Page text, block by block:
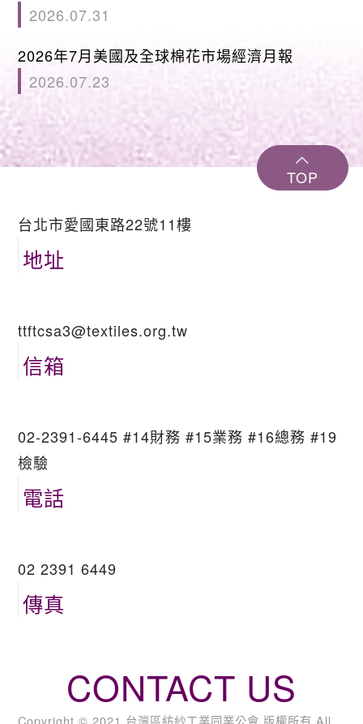
2026.07.31
2026年7月美國及全球棉花市場經濟月報
2026.07.23
台北市愛國東路22號11樓
地址
ttftcsa3@textiles.org.tw
信箱
02-2391-6445 #14財務 #15業務 #16總務 #19
檢驗
電話
02 2391 6449
傳真
TOP
CONTACT US
Copyright © 2021 台灣區紡紗工業同業公會 版權所有 All